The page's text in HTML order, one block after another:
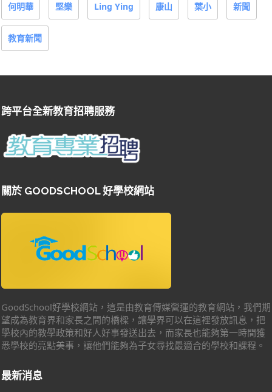
何明華 堅樂 Ling Ying 康山 葉小 新聞
教育新聞
跨平台全新教育招聘服務
關於 GOODSCHOOL 好學校網站
GoodSchool好學校網站，這是由教育傳媒營運的教育網站，我們期
望成為教育界和家長之間的橋樑，讓學界可以在這裡發放訊息，把
學校內的教學政策和好人好事發送出去，而家長也能夠第一時間獲
悉學校的亮點美事，讓他們能夠為子女尋找最適合的學校和課程。
最新消息